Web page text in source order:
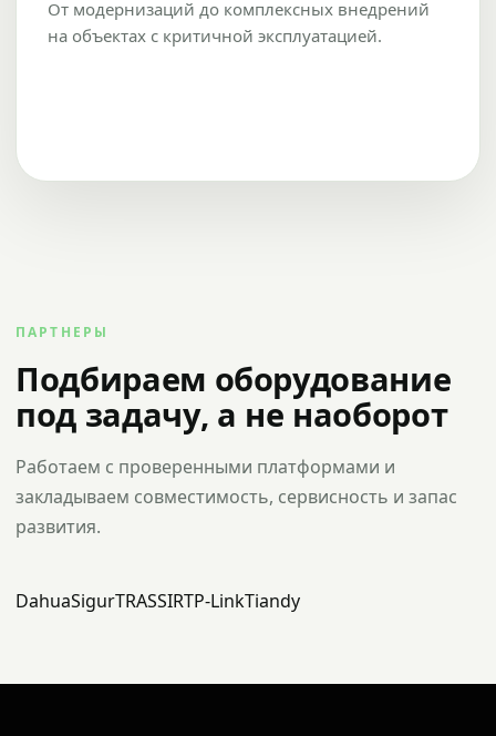
От модернизаций до комплексных внедрений
на объектах с критичной эксплуатацией.
ПАРТНЕРЫ
Подбираем оборудование
под задачу, а не наоборот
Работаем с проверенными платформами и
закладываем совместимость, сервисность и запас
развития.
DahuaSigurTRASSIRTP-LinkTiandy